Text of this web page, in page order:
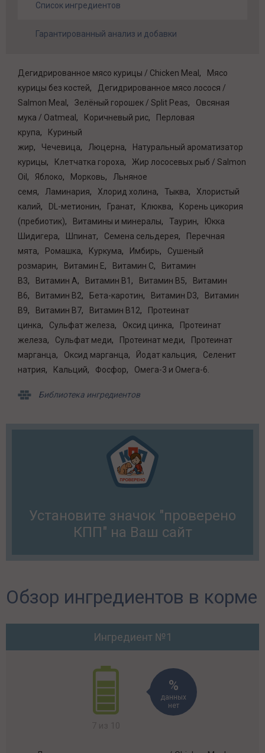
Список ингредиентов
Гарантированный анализ и добавки
Дегидрированное мясо курицы / Chicken Meal
Мясо
курицы без костей
Дегидрированное мясо лосося /
Salmon Meal
Зелёный горошек / Split Peas
Овсяная
мука / Oatmeal
Коричневый рис
Перловая
крупа
Куриный
жир
Чечевица Люцерна
Натуральный ароматизатор
курицы
Клетчатка гороха
Жир лососевых рыб / Salmon
Oil
Яблоко Морковь
Льняное
семя
Ламинария Хлорид холина Тыква
Хлористый
калий
DL-метионин Гранат Клюква
Корень цикория
(пребиотик)
Витамины и минералы Таурин
Юкка
Шидигера
Шпинат Семена сельдерея
Перечная
мята
Ромашка Куркума Имбирь
Сушеный
розмарин
Витамин E Витамин C
Витамин
B3
Витамин A Витамин B1 Витамин B5
Витамин
B6
Витамин B2 Бета-каротин Витамин D3
Витамин
В9
Витамин B7 Витамин B12
Протеинат
цинка
Сульфат железа Оксид цинка
Протеинат
железа
Сульфат меди Протеинат меди
Протеинат
марганца
Оксид марганца Йодат кальция
Селенит
натрия
Кальций Фосфор Омега-3 и Омега-6
Библиотека ингредиентов
Установите значок "проверено
КПП" на Ваш сайт
Обзор ингредиентов в корме
Ингредиент №1
данных
нет